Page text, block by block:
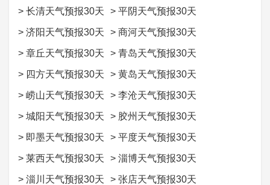
> 长清天气预报30天 > 平阴天气预报30天
> 济阳天气预报30天 > 商河天气预报30天
> 章丘天气预报30天 > 青岛天气预报30天
> 四方天气预报30天 > 黄岛天气预报30天
> 崂山天气预报30天 > 李沧天气预报30天
> 城阳天气预报30天 > 胶州天气预报30天
> 即墨天气预报30天 > 平度天气预报30天
> 莱西天气预报30天 > 淄博天气预报30天
> 淄川天气预报30天 > 张店天气预报30天